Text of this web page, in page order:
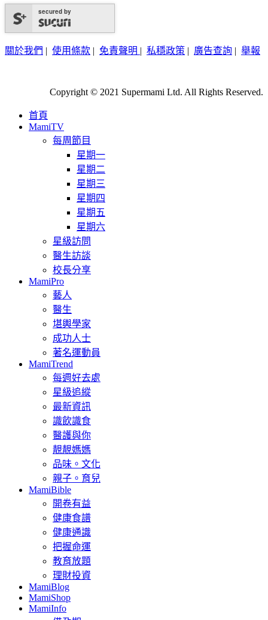
secured by
關於我們 | 使用條款 | 免責聲明 | 私穩政策 | 廣告查詢 | 舉報
Copyright © 2021 Supermami Ltd. All Rights Reserved.
首頁
MamiTV
每周節目
星期一
星期二
星期三
星期四
星期五
星期六
星級訪問
醫生訪談
校長分享
MamiPro
藝人
醫生
堪輿學家
成功人士
著名運動員
MamiTrend
每週好去處
星級追縱
最新資訊
識飲識食
醫護與你
靚靚媽媽
品味。文化
親子。育兒
MamiBible
開卷有益
健康食譜
健康通識
把握命運
教育放題
理財投資
MamiBlog
MamiShop
MamiInfo